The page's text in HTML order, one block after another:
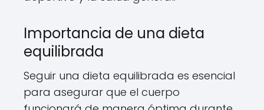
Importancia de una dieta
equilibrada
Seguir una dieta equilibrada es esencial
para asegurar que el cuerpo